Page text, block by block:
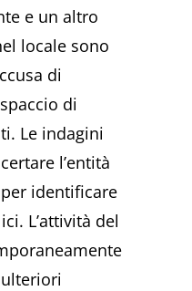
e un altro
locale sono
di
di
Le indagini
l’entità
identificare
L’attività del